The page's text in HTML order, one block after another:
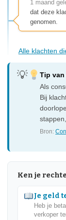
1 maand
dat deze
genomen.
Alle klachten
Tip
Als
Bij
Bron:
Ken je
Je geld
Heb je
verkoper